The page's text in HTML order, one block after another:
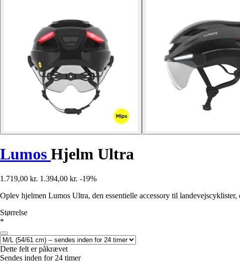
Lumos Hjelm Ultra
1.719,00 kr. 1.394,00 kr. -19%
Oplev hjelmen Lumos Ultra, den essentielle accessory til
Størrelse
*
Dette felt er påkrævet
Sendes inden for 24 timer